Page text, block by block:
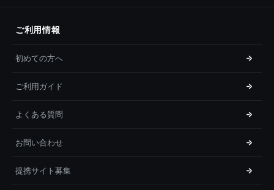
ご利用情報
初めての方へ
ご利用ガイド
よくある質問
お問い合わせ
提携サイト募集